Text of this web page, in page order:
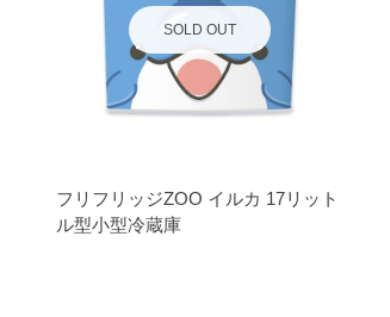
SOLD OUT
フリフリッジZOO イルカ 17リット
ル型小型冷蔵庫